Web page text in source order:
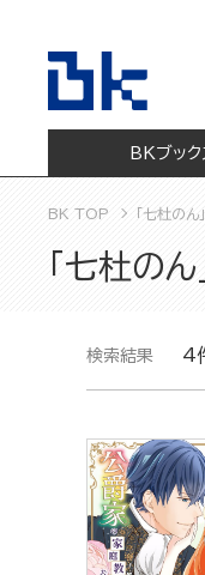
BKブック
BK TOP 「七杜のん
「七杜の
検索結果 4